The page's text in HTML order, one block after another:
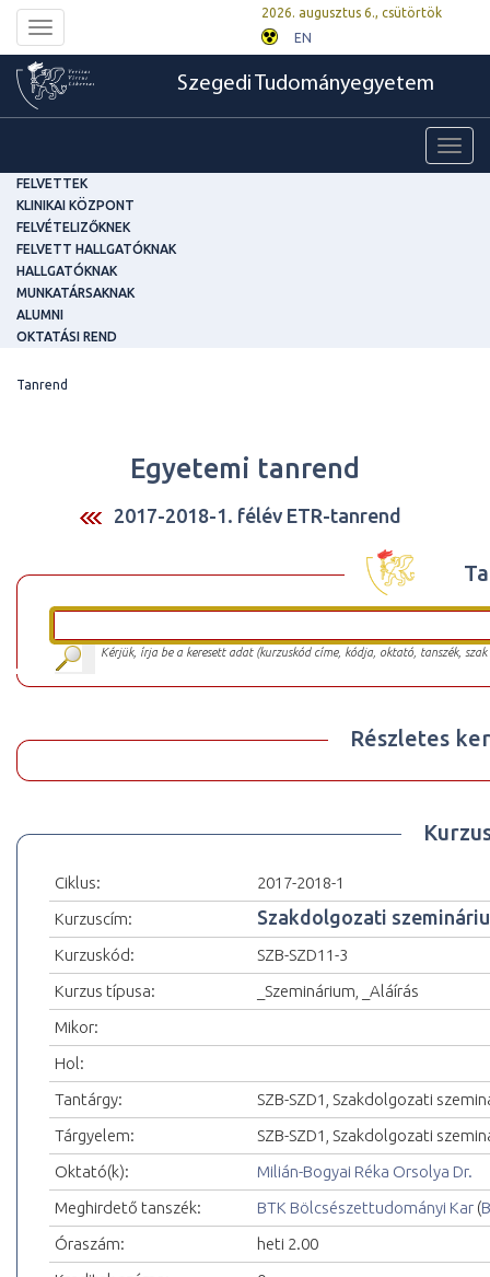
Toggle
navigation
2026. augusztus 6., csütörtök
EN
Szegedi Tudományegyetem
FELVETTEK
KLINIKAI KÖZPONT
FELVÉTELIZŐKNEK
FELVETT HALLGATÓKNAK
HALLGATÓKNAK
MUNKATÁRSAKNAK
ALUMNI
OKTATÁSI REND
Tanrend
Egyetemi tanrend
2017-2018-1. félév ETR-tanrend
Kérjük, írja be a keresett adat (kurzuskód címe, kódja, oktató, tanszék,
Részletes
Ciklus:
2017-2018-1
Kurzuscím:
Szakdolgozati
Kurzuskód:
SZB-SZD11-3
Kurzus típusa:
_Szeminárium, _Aláírás
Mikor:
Hol:
Tantárgy:
SZB-SZD1, Szakdolgozati
Tárgyelem:
SZB-SZD1, Szakdolgozati
Oktató(k):
Milián-Bogyai Réka Orsolya Dr.
Meghirdető tanszék:
BTK Bölcsészettudományi Kar (
Óraszám:
heti 2.00